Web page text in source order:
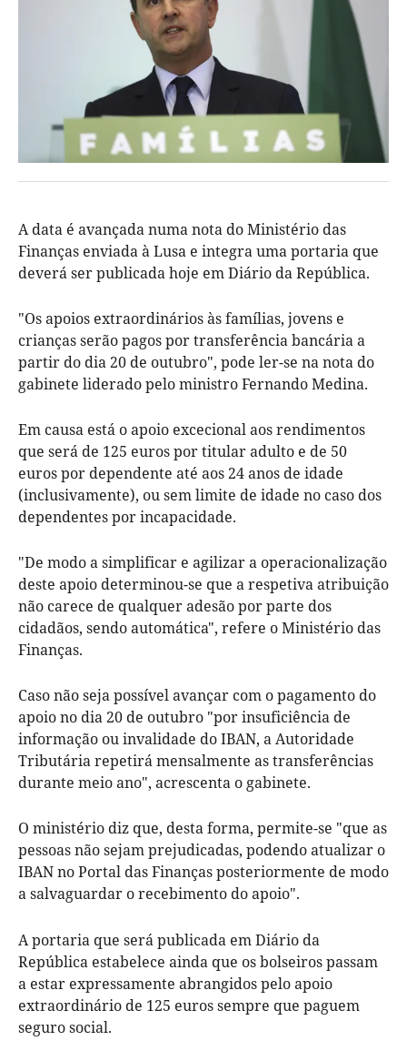
A data é avançada numa nota do Ministério das
Finanças enviada à Lusa e integra uma portaria que
deverá ser publicada hoje em Diário da República.
"Os apoios extraordinários às famílias, jovens e
crianças serão pagos por transferência bancária a
partir do dia 20 de outubro", pode ler-se na nota do
gabinete liderado pelo ministro Fernando Medina.
Em causa está o apoio excecional aos rendimentos
que será de 125 euros por titular adulto e de 50
euros por dependente até aos 24 anos de idade
(inclusivamente), ou sem limite de idade no caso dos
dependentes por incapacidade.
"De modo a simplificar e agilizar a operacionalização
deste apoio determinou-se que a respetiva atribuição
não carece de qualquer adesão por parte dos
cidadãos, sendo automática", refere o Ministério das
Finanças.
Caso não seja possível avançar com o pagamento do
apoio no dia 20 de outubro "por insuficiência de
informação ou invalidade do IBAN, a Autoridade
Tributária repetirá mensalmente as transferências
durante meio ano", acrescenta o gabinete.
O ministério diz que, desta forma, permite-se "que as
pessoas não sejam prejudicadas, podendo atualizar o
IBAN no Portal das Finanças posteriormente de modo
a salvaguardar o recebimento do apoio".
A portaria que será publicada em Diário da
República estabelece ainda que os bolseiros passam
a estar expressamente abrangidos pelo apoio
extraordinário de 125 euros sempre que paguem
seguro social.